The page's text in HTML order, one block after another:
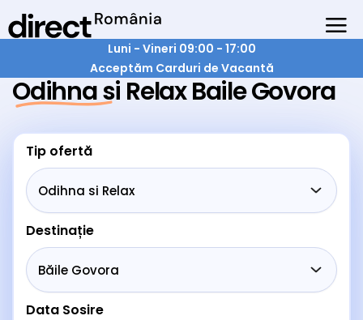
Luni - Vineri 09:00 - 17:00
Acceptăm Carduri de Vacantă
Odihna si Relax Baile Govora
Tip ofertă
Destinație
Data Sosire